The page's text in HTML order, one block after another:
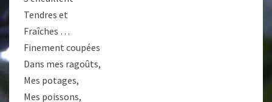
Tendres et
Fraîches …
Finement coupées
Dans mes ragoûts,
Mes potages,
Mes poissons,